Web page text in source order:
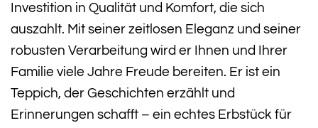
Investition in Qualität und Komfort, die sich
auszahlt. Mit seiner zeitlosen Eleganz und seiner
robusten Verarbeitung wird er Ihnen und Ihrer
Familie viele Jahre Freude bereiten. Er ist ein
Teppich, der Geschichten erzählt und
Erinnerungen schafft – ein echtes Erbstück für